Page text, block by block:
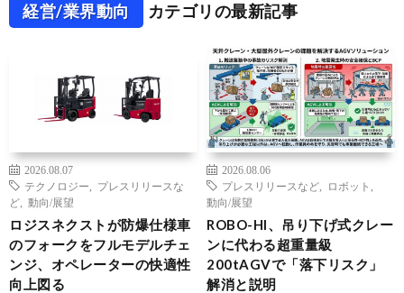
経営/業界動向 カテゴリの最新記事
2026.08.07
テクノロジー
プレスリリースな
ど
動向/展望
ロジスネクストが防爆仕様車
のフォークをフルモデルチェ
ンジ、オペレーターの快適性
向上図る
2026.08.06
プレスリリースなど
ロボット
動向/展望
ROBO-HI、吊り下げ式クレー
ンに代わる超重量級
200tAGVで「落下リスク」
解消と説明